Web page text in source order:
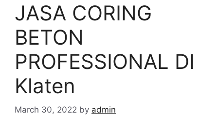
JASA CORING
BETON
PROFESSIONAL DI
Klaten
March 30, 2022 by admin